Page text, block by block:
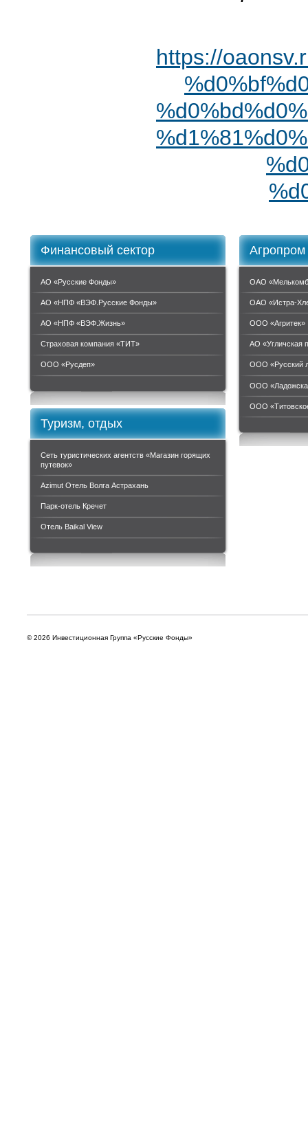
https://
Финансовый сектор
АО «Русские Фонды»
АО «НПФ «ВЭФ.Русские Фонды»
АО «НПФ «ВЭФ.Жизнь»
Страховая компания «ТИТ»
ООО «Руcдеп»
Агропром
ОАО
ОАО «Истра-
ООО «Агритек»
АО «Угличская
ООО «Русский
ООО
ООО
Туризм, отдых
Сеть туристических агентств «Магазин горящих
путевок»
Azimut Отель Волга Астрахань
Парк-отель Кречет
Отель Baikal View
© 2026 Инвестиционная Группа «Русские Фонды»